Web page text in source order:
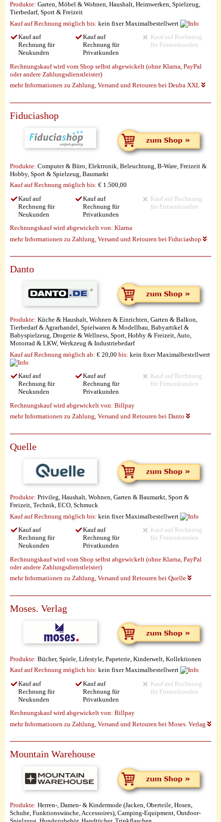
Produkte: Garten, Möbel & Wohnen, Haushalt, Heimwerken, Spielzeug,
Tierbedarf, Sport & Freizeit
Kauf auf Rechnung möglich bis: kein fixer Maximalbestellwert
Kauf auf
Rechnung für
Neukunden
Kauf auf
Rechnung für
Privatkunden
Kauf auf Rechnung
für Firmenkunden
Rechnungskauf wird vom Shop selbst abgewickelt (ohne Klarna, PayPal
oder andere Zahlungsdienstleister)
mehr Informationen zu Zahlung, Versand und Retouren bei Deuba XXL
Fiduciashop
Produkte: Computer & Büro, Elektronik, Beleuchtung, B-Ware, Freizeit &
Hobby, Sport & Spielzeug, Baumarkt
Kauf auf Rechnung möglich bis: € 1.500,00
Kauf auf
Rechnung für
Neukunden
Kauf auf
Rechnung für
Privatkunden
Kauf auf Rechnung
für Firmenkunden
Rechnungskauf wird abgewickelt von: Klarna
mehr Informationen zu Zahlung, Versand und Retouren bei Fiduciashop
Danto
Produkte: Küche & Haushalt, Wohnen & Einrichten, Garten & Balkon,
Tierbedarf & Agrarhandel, Spielwaren & Modellbau, Babyartikel &
Babyspielzeug, Drogerie & Wellness, Sport, Hobby & Freizeit, Auto,
Motorrad & LKW, Werkzeug & Industriebedarf
Kauf auf Rechnung möglich ab: € 20,00 bis: kein fixer Maximalbestellwert
Kauf auf
Rechnung für
Neukunden
Kauf auf
Rechnung für
Privatkunden
Kauf auf Rechnung
für Firmenkunden
Rechnungskauf wird abgewickelt von: Billpay
mehr Informationen zu Zahlung, Versand und Retouren bei Danto
Quelle
Produkte: Privileg, Haushalt, Wohnen, Garten & Baumarkt, Sport &
Freizeit, Technik, ECO, Schmuck
Kauf auf Rechnung möglich bis: kein fixer Maximalbestellwert
Kauf auf
Rechnung für
Neukunden
Kauf auf
Rechnung für
Privatkunden
Kauf auf Rechnung
für Firmenkunden
Rechnungskauf wird vom Shop selbst abgewickelt (ohne Klarna, PayPal
oder andere Zahlungsdienstleister)
mehr Informationen zu Zahlung, Versand und Retouren bei Quelle
Moses. Verlag
Produkte: Bücher, Spiele, Lifestyle, Papeterie, Kinderwelt, Kollektionen
Kauf auf Rechnung möglich bis: kein fixer Maximalbestellwert
Kauf auf
Rechnung für
Neukunden
Kauf auf
Rechnung für
Privatkunden
Kauf auf Rechnung
für Firmenkunden
Rechnungskauf wird abgewickelt von: Billpay
mehr Informationen zu Zahlung, Versand und Retouren bei Moses. Verlag
Mountain Warehouse
Produkte: Herren-, Damen- & Kindermode (Jacken, Oberteile, Hosen,
Schuhe, Funktionswäsche, Accessoires), Camping-Equipment, Outdoor-